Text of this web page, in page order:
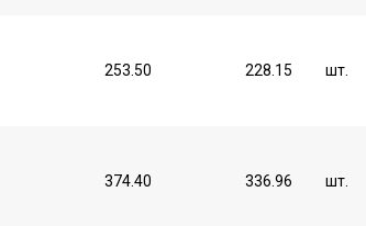
253.50 228.15 шт.
374.40 336.96 шт.